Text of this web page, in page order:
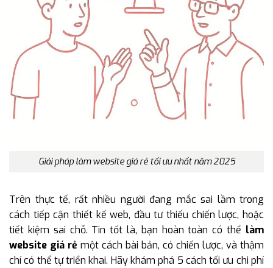
Giải pháp làm website giá rẻ tối ưu nhất năm 2025
Trên thực tế, rất nhiều người đang mắc sai lầm trong
cách tiếp cận thiết kế web, đầu tư thiếu chiến lược, hoặc
tiết kiệm sai chỗ. Tin tốt là, bạn hoàn toàn có thể làm
website giá rẻ một cách bài bản, có chiến lược, và thậm
chí có thể tự triển khai. Hãy khám phá 5 cách tối ưu chi phí